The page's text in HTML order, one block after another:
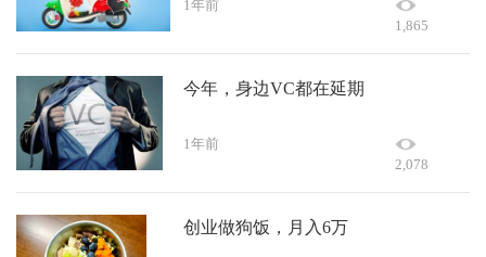
1年前
1,865
今年，身边VC都在延期
1年前
2,078
创业做狗饭，月入6万